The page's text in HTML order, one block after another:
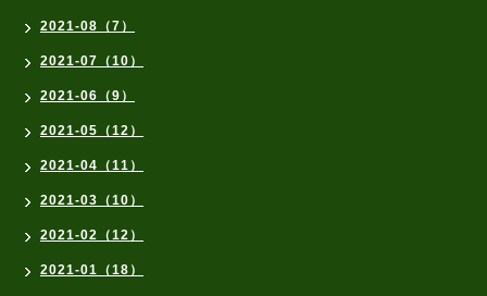
2021-08（7）
2021-07（10）
2021-06（9）
2021-05（12）
2021-04（11）
2021-03（10）
2021-02（12）
2021-01（18）